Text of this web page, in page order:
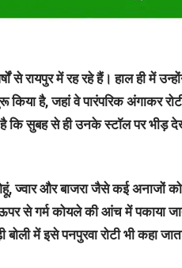
से रायपुर में रह रहे हैं। हाल ही में
है, जहां वे पारंपरिक अंगाकर
कि सुबह से ही उनके स्टॉल पर भीड़
ज्वार और बाजरा जैसे कई अनाजों
से गर्म कोयले की आंच में पकाया
बोली में इसे पनपुरवा रोटी भी कहा